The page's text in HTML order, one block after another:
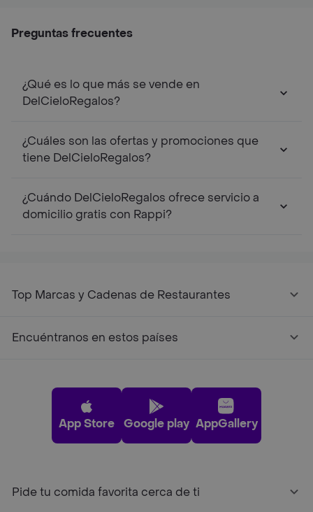
Preguntas frecuentes
¿Qué es lo que más se vende en
DelCieloRegalos?
¿Cuáles son las ofertas y promociones que
tiene DelCieloRegalos?
¿Cuándo DelCieloRegalos ofrece servicio a
domicilio gratis con Rappi?
Top Marcas y Cadenas de Restaurantes
Encuéntranos en estos países
App Store Google play AppGallery
Pide tu comida favorita cerca de ti